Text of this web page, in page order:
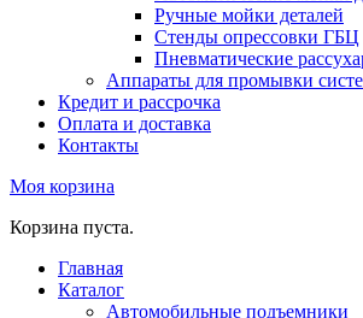
Ручные мойки деталей
Стенды опрессовки ГБЦ
Пневматические
Аппараты для промывки
Кредит и рассрочка
Оплата и доставка
Контакты
Моя корзина
Корзина пуста.
Главная
Каталог
Автомобильные подъемники